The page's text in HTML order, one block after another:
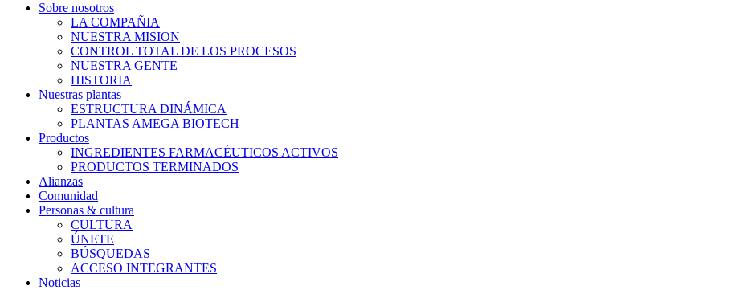
Sobre nosotros
LA COMPAÑIA
NUESTRA MISION
CONTROL TOTAL DE LOS PROCESOS
NUESTRA GENTE
HISTORIA
Nuestras plantas
ESTRUCTURA DINÁMICA
PLANTAS AMEGA BIOTECH
Productos
INGREDIENTES FARMACÉUTICOS ACTIVOS
PRODUCTOS TERMINADOS
Alianzas
Comunidad
Personas & cultura
CULTURA
ÚNETE
BÚSQUEDAS
ACCESO INTEGRANTES
Noticias